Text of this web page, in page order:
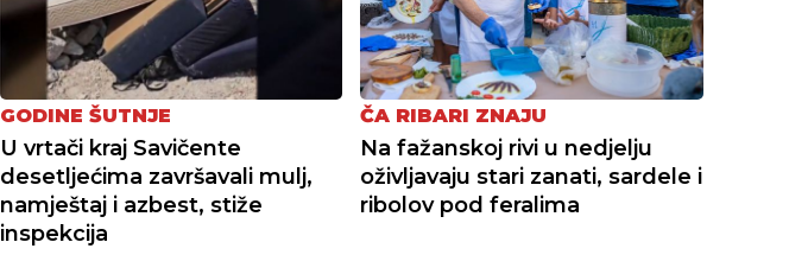
GODINE ŠUTNJE
U vrtači kraj Savičente
desetljećima završavali mulj,
namještaj i azbest, stiže
inspekcija
ČA RIBARI ZNAJU
Na fažanskoj rivi u nedjelju
oživljavaju stari zanati, sardele i
ribolov pod feralima